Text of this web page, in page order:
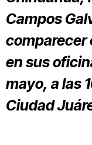
Campos
comparecer
en sus
mayo, a las
Ciudad